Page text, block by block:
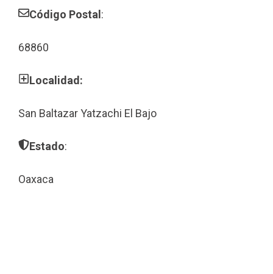
Código Postal :
68860
Localidad:
San Baltazar Yatzachi El Bajo
Estado:
Oaxaca